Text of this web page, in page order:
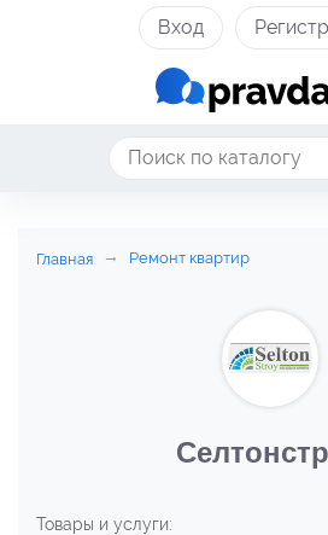
Вход
Главная Ремонт квартир
Товары и услуги: